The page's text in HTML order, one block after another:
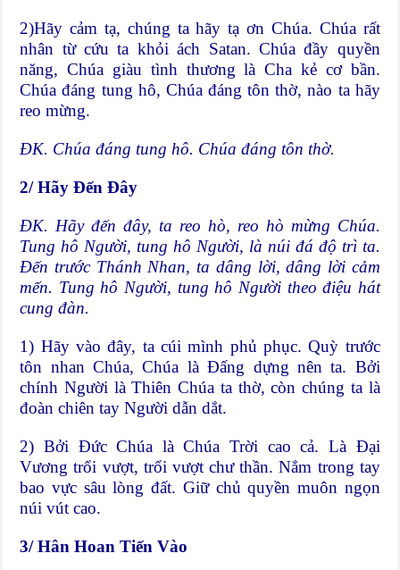
2)Hãy cảm tạ, chúng ta hãy tạ ơn Chúa. Chúa rất
nhân từ cứu ta khỏi ách Satan. Chúa đầy quyền
năng, Chúa giàu tình thương là Cha kẻ cơ bần.
Chúa đáng tung hô, Chúa đáng tôn thờ, nào ta hãy
reo mừng.
ĐK. Chúa đáng tung hô. Chúa đáng tôn thờ.
2/ Hãy Đến Đây
ĐK. Hãy đến đây, ta reo hò, reo hò mừng Chúa.
Tung hô Người, tung hô Người, là núi đá độ trì ta.
Đến trước Thánh Nhan, ta dâng lời, dâng lời cảm
mến. Tung hô Người, tung hô Người theo điệu hát
cung đàn.
1) Hãy vào đây, ta cúi mình phủ phục. Quỳ trước
tôn nhan Chúa, Chúa là Đấng dựng nên ta. Bởi
chính Người là Thiên Chúa ta thờ, còn chúng ta là
đoàn chiên tay Người dẫn dắt.
2) Bởi Đức Chúa là Chúa Trời cao cả. Là Đại
Vương trổi vượt, trổi vượt chư thần. Nắm trong tay
bao vực sâu lòng đất. Giữ chủ quyền muôn ngọn
núi vút cao.
3/ Hân Hoan Tiến Vào